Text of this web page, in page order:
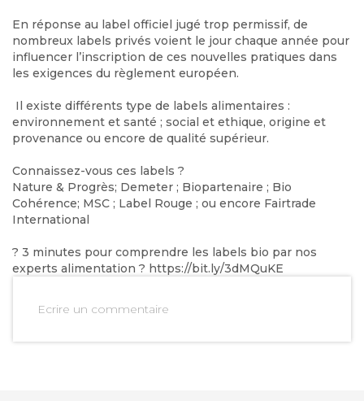
En réponse au label officiel jugé trop permissif, de
nombreux labels privés voient le jour chaque année pour
influencer l’inscription de ces nouvelles pratiques dans
les exigences du règlement européen.
Il existe différents type de labels alimentaires :
environnement et santé ; social et ethique, origine et
provenance ou encore de qualité supérieur.
Connaissez-vous ces labels ?
Nature & Progrès; Demeter ; Biopartenaire ; Bio
Cohérence; MSC ; Label Rouge ; ou encore Fairtrade
International
? 3 minutes pour comprendre les labels bio par nos
experts alimentation ? https://bit.ly/3dMQuKE
Ecrire un commentaire